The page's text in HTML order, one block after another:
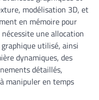
modélisation 3D, et
en mémoire pour
une allocation
utilisé, ainsi
dynamiques, des
détaillés,
manipuler en temps